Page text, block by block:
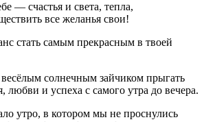
— счастья и света, тепла,
все желанья свои!
стать самым прекрасным в твоей
солнечным зайчиком прыгать
любви и успеха с самого утра до вечера.
утро, в котором мы не проснулись